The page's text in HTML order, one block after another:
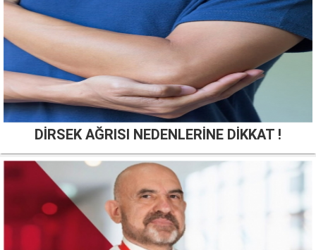
DİRSEK AĞRISI NEDENLERİNE DİKKAT !